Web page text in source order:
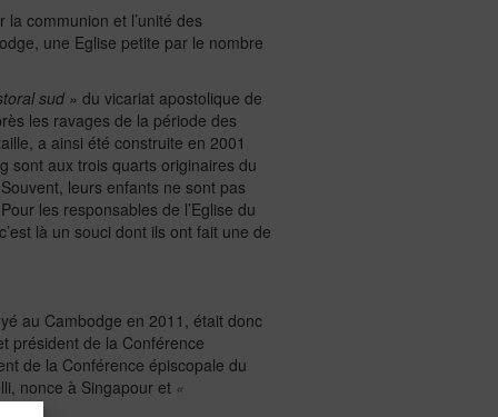
communion et l’unité des
une Eglise petite par le nombre
sud » du vicariat apostolique de
les ravages de la période des
a ainsi été construite en 2001
sont aux trois quarts originaires du
leurs enfants ne sont pas
les responsables de l’Eglise du
là un souci dont ils ont fait une de
au Cambodge en 2011, était donc
président de la Conférence
de la Conférence épiscopale du
nonce à Singapour et «